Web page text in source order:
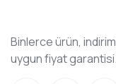
Binlerce ürün,
uygun fiyat garantisi.